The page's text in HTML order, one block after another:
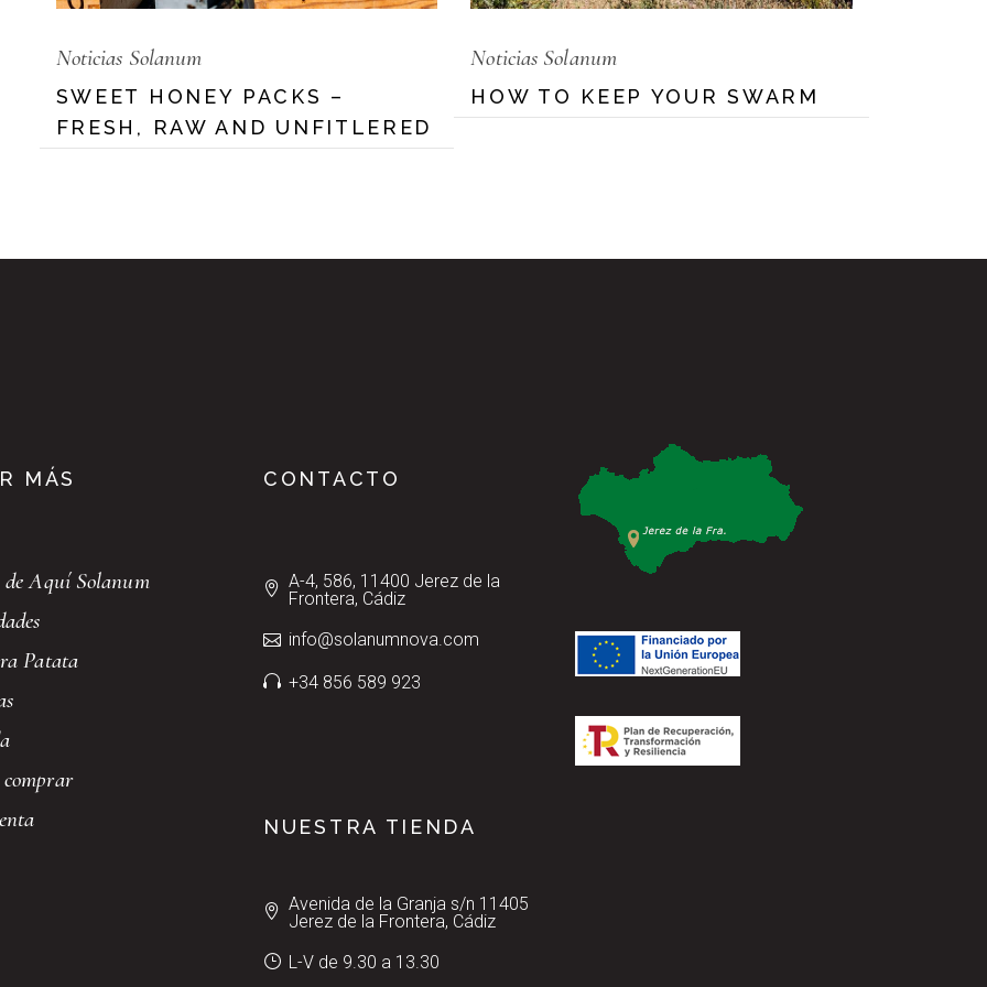
Noticias Solanum
SWEET HONEY PACKS –
FRESH, RAW AND UNFITLERED
Noticias Solanum
HOW TO KEEP YOUR SWARM
MÁS
de Aquí Solanum
Patata
CONTACTO
A-4, 586, 11400 Jerez de la
Frontera, Cádiz
info@solanumnova.com
+34 856 589 923
NUESTRA TIENDA
Avenida de la Granja s/n 11405
Jerez de la Frontera, Cádiz
L-V de 9.30 a 13.30